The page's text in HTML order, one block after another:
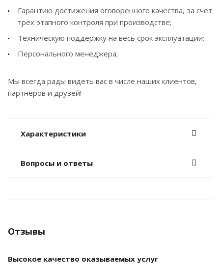
Гарантию достижения оговоренного качества, за счет
трех этапного контроля при производстве;
Техническую поддержку на весь срок эксплуатации;
Персонального менеджера;
Мы всегда рады видеть вас в числе наших клиентов,
партнеров и друзей!
Характеристики
Вопросы и ответы
Отзывы
Высокое качество оказываемых услуг